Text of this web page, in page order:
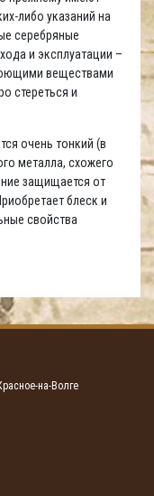
либо указаний на
серебряные
и эксплуатации –
веществами
стереться и
очень тонкий (в
металла, схожего
защищается от
блеск и
свойства
на-Волге